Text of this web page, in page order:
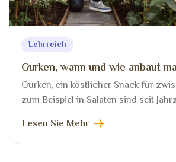
Lehrreich
Gurken, wann und wie anbaut
Gurken, ein köstlicher Snack für
zum Beispiel in Salaten sind seit
Lesen Sie Mehr